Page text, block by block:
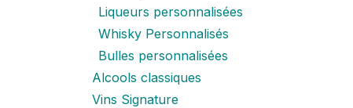
Liqueurs personnalisées
Whisky Personnalisés
Bulles personnalisées
Alcools classiques
Vins Signature